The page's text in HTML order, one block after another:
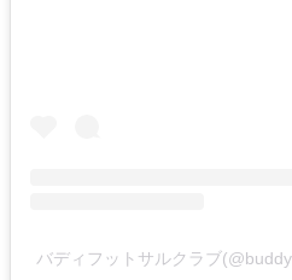
バディフットサルクラブ